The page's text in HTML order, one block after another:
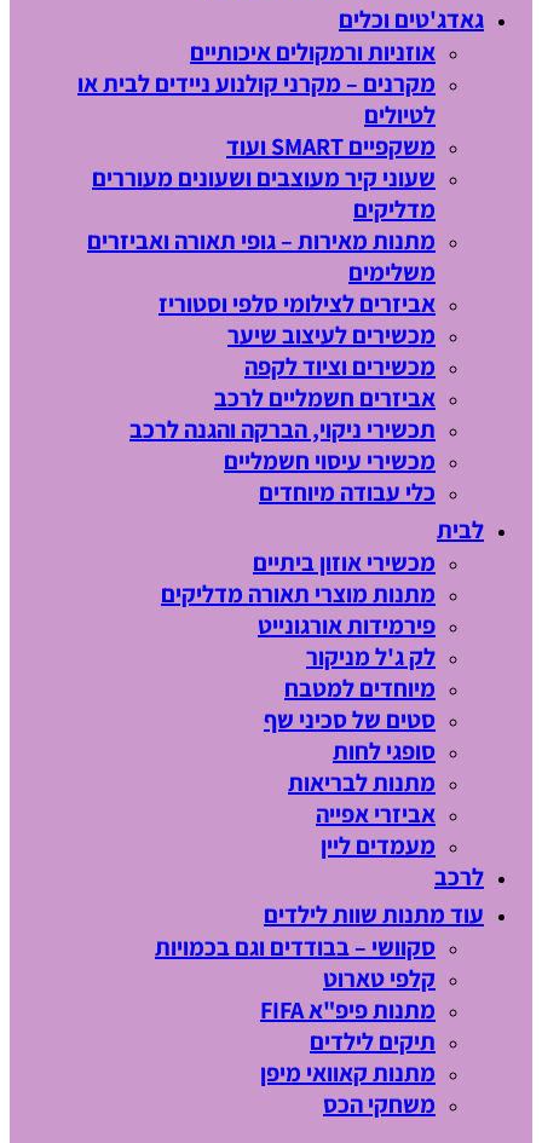
גאדג'טים וכלים
אוזניות ורמקולים איכותיים
מקרנים – מקרני קולנוע ניידים לבית או
לטיולים
משקפיים SMART ועוד
שעוני קיר מעוצבים ושעונים מעוררים
מדליקים
מתנות מאירות – גופי תאורה ואביזרים
משלימים
אביזרים לצילומי סלפי וסטוריז
מכשירים לעיצוב שיער
מכשירים וציוד לקפה
אביזרים חשמליים לרכב
תכשירי ניקוי, הברקה והגנה לרכב
מכשירי עיסוי חשמליים
כלי עבודה מיוחדים
לבית
מכשירי אוזון ביתיים
מתנות מוצרי תאורה מדליקים
פירמידות אורגונייט
לק ג'ל מניקור
מיוחדים למטבח
סטים של סכיני שף
סופגי לחות
מתנות לבריאות
אביזרי אפייה
מעמדים ליין
לרכב
עוד מתנות שוות לילדים
סקוושי – בבודדים וגם בכמויות
קלפי טארוט
מתנות פיפ"א FIFA
תיקים לילדים
מתנות קאוואי מיפן
משחקי הכס